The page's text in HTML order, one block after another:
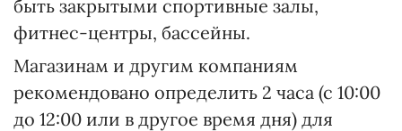
быть закрытыми спортивные залы,
фитнес-центры, бассейны.
Магазинам и другим компаниям
рекомендовано определить 2 часа (с 10:00
до 12:00 или в другое время дня) для